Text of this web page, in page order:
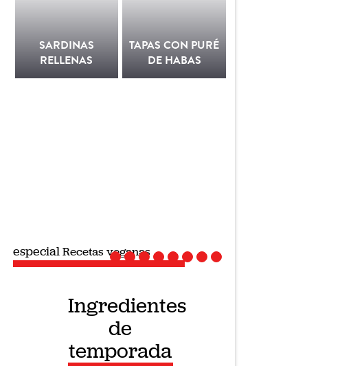
SARDINAS
RELLENAS
TAPAS CON PURÉ
DE HABAS
especialRecetas veganas
Ingredientes
de
temporada